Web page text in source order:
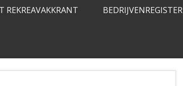
REKREAVAKKRANT BEDRIJVENREGISTER